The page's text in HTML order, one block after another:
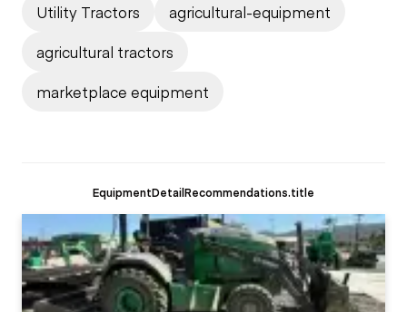
Utility Tractors
agricultural-equipment
agricultural tractors
marketplace equipment
EquipmentDetailRecommendations.title